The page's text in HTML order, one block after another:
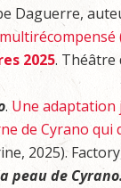
Daguerre,
multirécompensé
2025. Théâtre
.Une adaptation
de Cyrano qui
2025).
peau de